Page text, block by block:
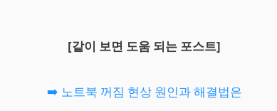
[같이 보면 도움 되는 포스트]
➡️ 노트북 꺼짐 현상 원인과 해결법은